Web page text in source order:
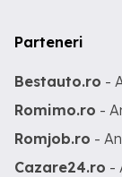
Parteneri
Bestauto.ro -
Romimo.ro -
Romjob.ro -
Cazare24.ro -